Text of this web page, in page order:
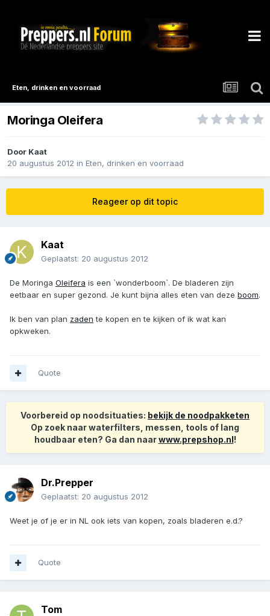
Eten, drinken en voorraad
Moringa Oleifera
Door Kaat
20 augustus 2012 in Eten, drinken en voorraad
Reageer op dit topic
Kaat
Geplaatst: 20 augustus 2012
De Moringa Oleifera is een `wonderboom`. De bladeren zijn
eetbaar en super gezond. Je kunt bijna alles eten van deze boom.
Ik ben van plan zaden te kopen en te kijken of ik wat kan
opkweken.
Quote
Voorbereid op noodsituaties: bekijk de noodpakketen
Op zoek naar waterfilters, messen, tools of lang
houdbaar eten? Ga dan naarwww.prepshop.nl!
Dr.Prepper
Geplaatst: 20 augustus 2012
Weet je of je er in NL ook iets van kopen, zoals bladeren e.d.?
Quote
Tom